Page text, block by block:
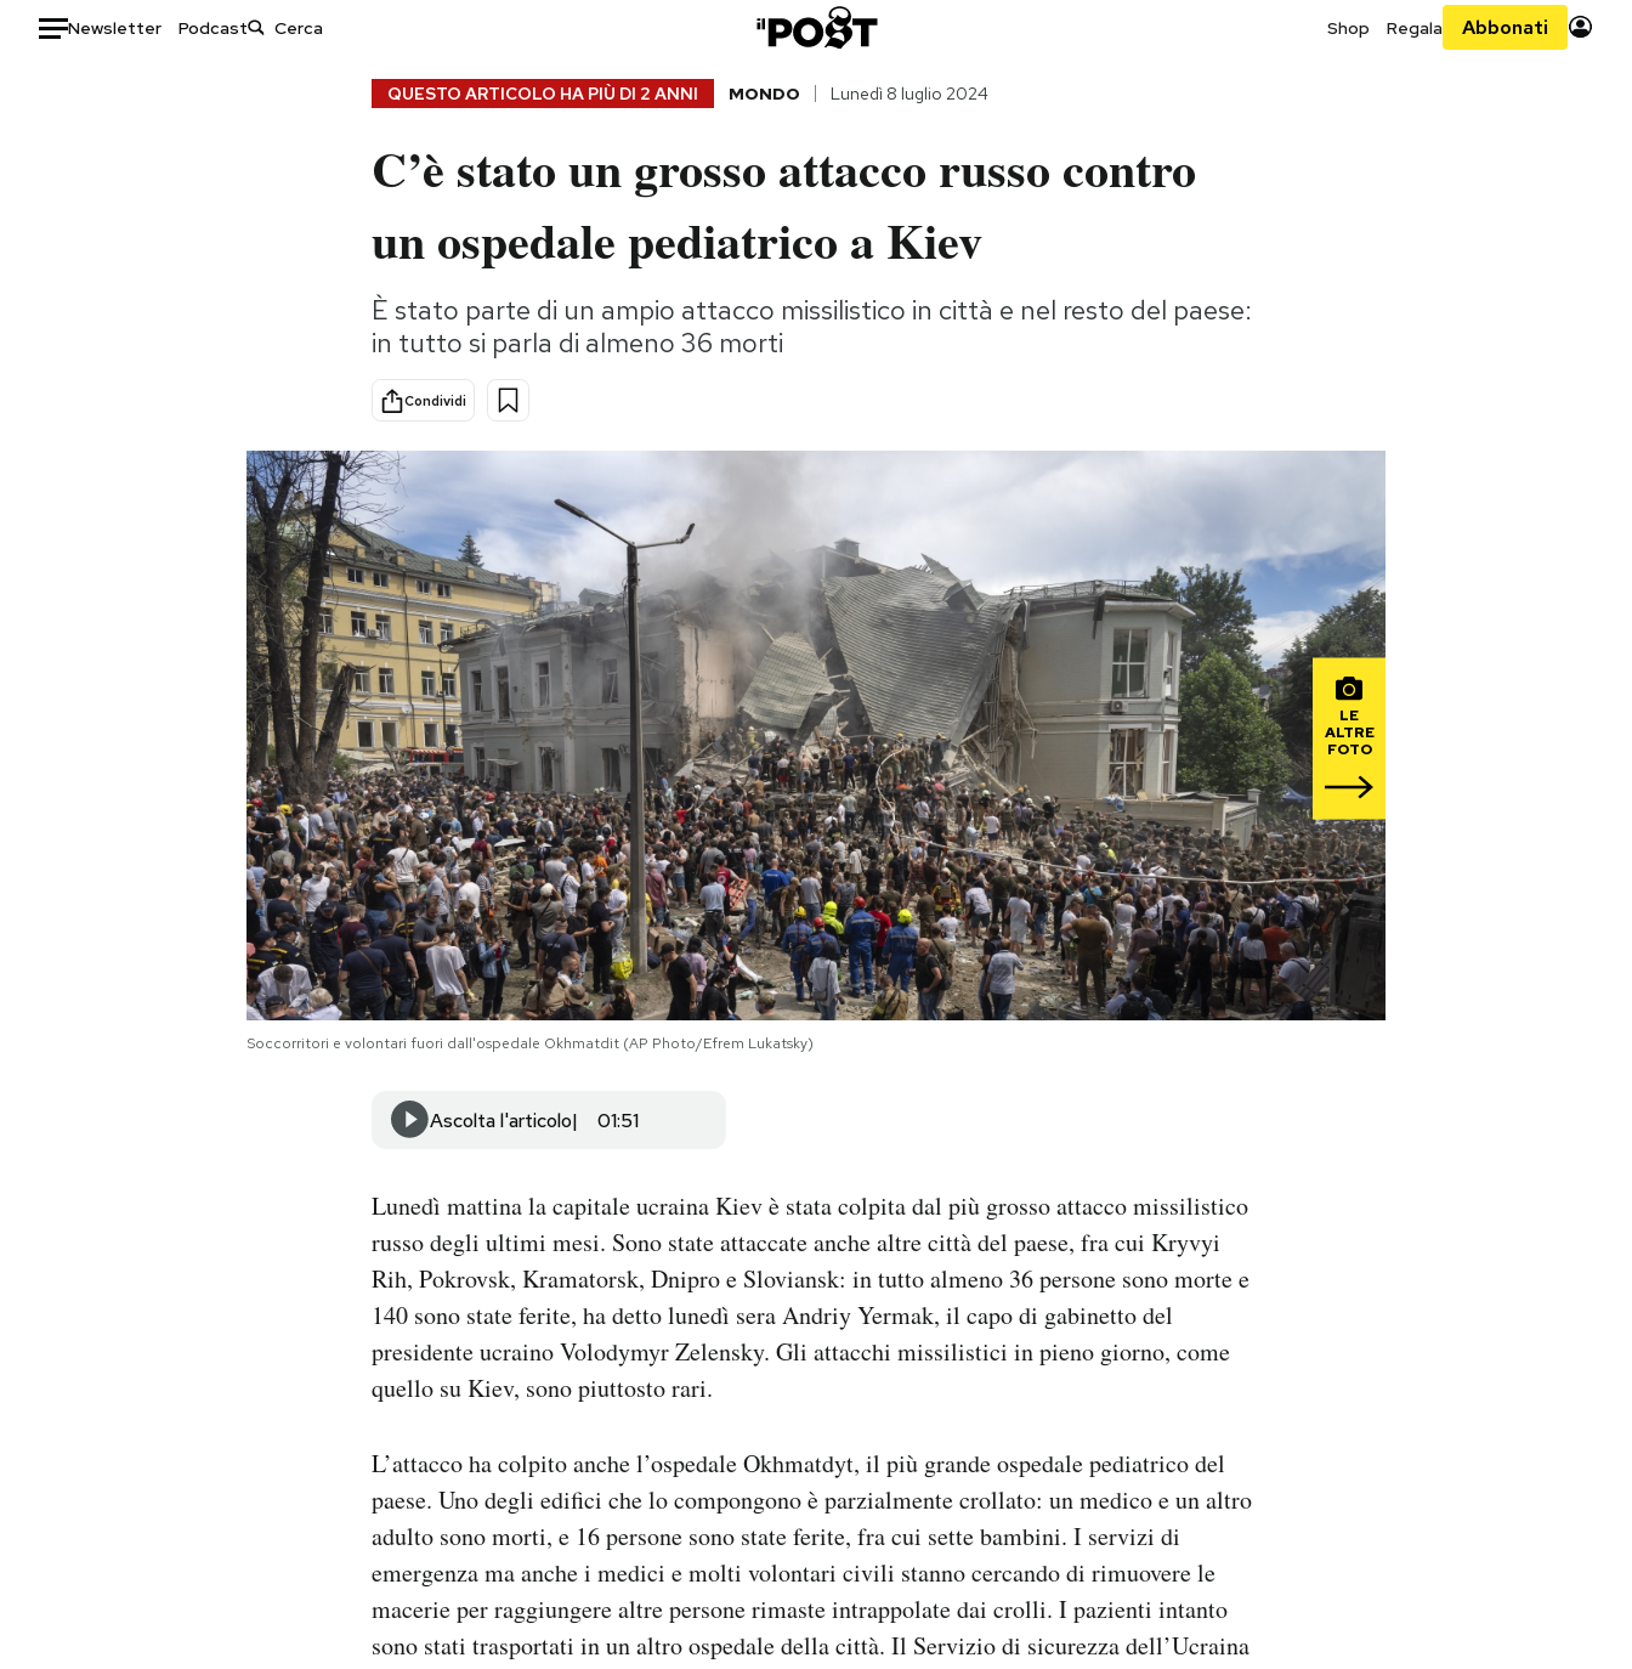
Newsletter Podcast Shop Regala Abbonati
Storie/Idee
Ok Boomer!
Altrecose
Mondiali calcio 2026
AREA PERSONALE
QUESTO ARTICOLO HA PIÙ DI 2 ANNI MONDO Lunedì 8 luglio 2024
C’è stato un grosso attacco russo contro
un ospedale pediatrico a Kiev
È stato parte di un ampio attacco missilistico in città e nel resto del paese:
in tutto si parla di almeno 36 morti
Condividi
LE
ALTRE
FOTO
Soccorritori e volontari fuori dall'ospedale Okhmatdit (AP Photo/Efrem Lukatsky)
Ascolta l'articolo 01:51
Lunedì mattina la capitale ucraina Kiev è stata colpita dal più grosso attacco missilistico
russo degli ultimi mesi. Sono state attaccate anche altre città del paese, fra cui Kryvyi
Rih, Pokrovsk, Kramatorsk, Dnipro e Sloviansk: in tutto almeno 36 persone sono morte e
140 sono state ferite, ha detto lunedì sera Andriy Yermak, il capo di gabinetto del
presidente ucraino Volodymyr Zelensky. Gli attacchi missilistici in pieno giorno, come
quello su Kiev, sono piuttosto rari.
L’attacco ha colpito anche l’ospedale Okhmatdyt, il più grande ospedale pediatrico del
paese. Uno degli edifici che lo compongono è parzialmente crollato: un medico e un altro
adulto sono morti, e 16 persone sono state ferite, fra cui sette bambini. I servizi di
emergenza ma anche i medici e molti volontari civili stanno cercando di rimuovere le
macerie per raggiungere altre persone rimaste intrappolate dai crolli. I pazienti intanto
sono stati trasportati in un altro ospedale della città. Il Servizio di sicurezza dell’Ucraina